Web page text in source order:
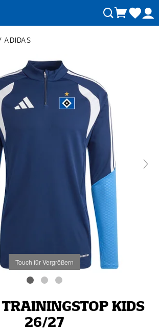
ADIDAS
Touch für Vergrößern
KIDS
26/27